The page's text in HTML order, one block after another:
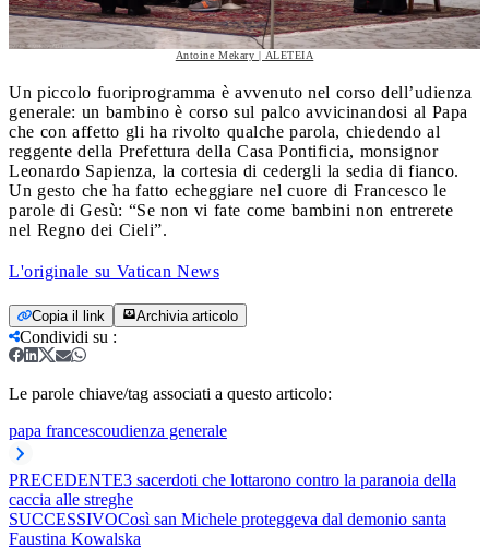
Antoine Mekary | ALETEIA
Un piccolo fuoriprogramma è avvenuto nel corso dell’udienza
generale: un bambino è corso sul palco avvicinandosi al Papa
che con affetto gli ha rivolto qualche parola, chiedendo al
reggente della Prefettura della Casa Pontificia, monsignor
Leonardo Sapienza, la cortesia di cedergli la sedia di fianco.
Un gesto che ha fatto echeggiare nel cuore di Francesco le
parole di Gesù: “Se non vi fate come bambini non entrerete
nel Regno dei Cieli”.
L'originale su Vatican News
Copia il link Archivia articolo
Condividi su :
Le parole chiave/tag associati a questo articolo:
papa francescoudienza generale
PRECEDENTE3 sacerdoti che lottarono contro la paranoia della
caccia alle streghe
SUCCESSIVOCosì san Michele proteggeva dal demonio santa
Faustina Kowalska